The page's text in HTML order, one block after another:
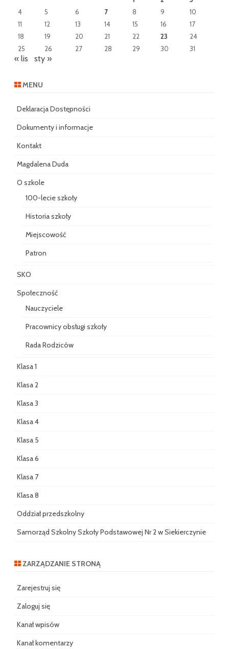
4
5 6 7 8 9
10
11
12 13 14 15 16
17
18
19 20 21 22 23
24
25
26 27 28 29 30 31
« lis sty »
MENU
Deklaracja Dostępności
Dokumenty i informacje
Kontakt
Magdalena Duda
O szkole
100-lecie szkoły
Historia szkoły
Miejscowość
Patron
SKO
Społeczność
Nauczyciele
Pracownicy obsługi szkoły
Rada Rodziców
Klasa 1
Klasa 2
Klasa 3
Klasa 4
Klasa 5
Klasa 6
Klasa 7
Klasa 8
Oddział przedszkolny
Samorząd Szkolny Szkoły Podstawowej Nr 2 w Siekierczynie
ZARZĄDZANIE STRONĄ
Zarejestruj się
Zaloguj się
Kanał wpisów
Kanał komentarzy